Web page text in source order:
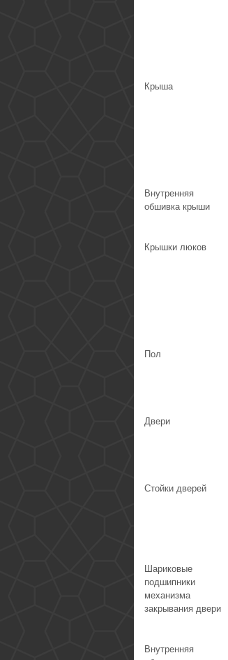
Крыша
Внутренняя
обшивка крыши
Крышки люков
Пол
Двери
Стойки дверей
Шариковые
подшипники
механизма
закрывания двери
Внутренняя